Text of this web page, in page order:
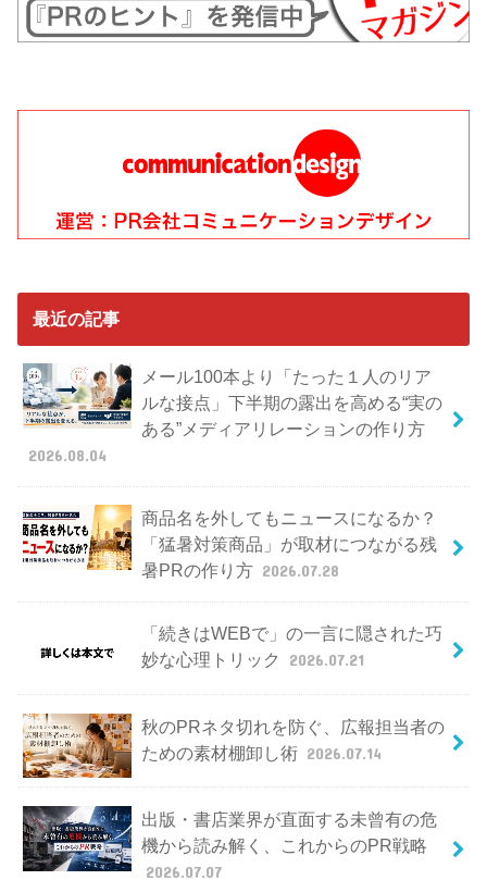
最近の記事
メール100本より「たった１人のリア
ルな接点」下半期の露出を高める“実の
ある”メディアリレーションの作り方
2026.08.04
商品名を外してもニュースになるか？
「猛暑対策商品」が取材につながる残
暑PRの作り方 2026.07.28
「続きはWEBで」の一言に隠された巧
妙な心理トリック
2026.07.21
秋のPRネタ切れを防ぐ、広報担当者の
ための素材棚卸し術 2026.07.14
出版・書店業界が直面する未曾有の危
機から読み解く、これからのPR戦略
2026.07.07